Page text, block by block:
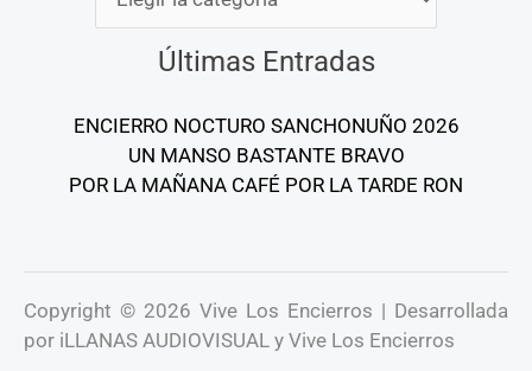
Últimas Entradas
ENCIERRO NOCTURO SANCHONUÑO 2026
UN MANSO BASTANTE BRAVO
POR LA MAÑANA CAFÉ POR LA TARDE RON
Copyright © 2026 Vive Los Encierros | Desarrollada
por iLLANAS AUDIOVISUAL y Vive Los Encierros